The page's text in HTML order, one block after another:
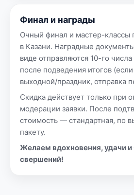
Финал и награды
Очный финал и мастер-классы
в Казани. Наградные
виде отправляются 10-го
после подведения итогов
выходной/праздник, отправка
Скидка действует только при
модерации заявки. После
стоимость — стандартная, по
пакету.
Желаем вдохновения, удачи и
свершений!